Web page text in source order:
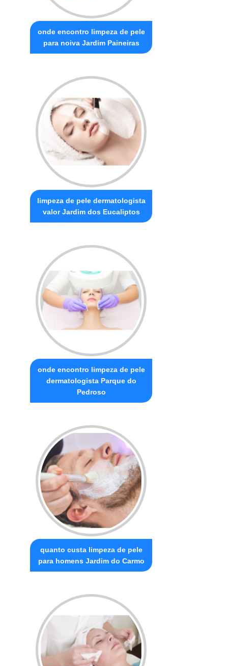
onde encontro limpeza de pele
para noiva Jardim Paineiras
limpeza de pele dermatologista
valor Jardim dos Eucaliptos
onde encontro limpeza de pele
dermatologista Parque do
Pedroso
quanto custa limpeza de pele
para homens Jardim do Carmo